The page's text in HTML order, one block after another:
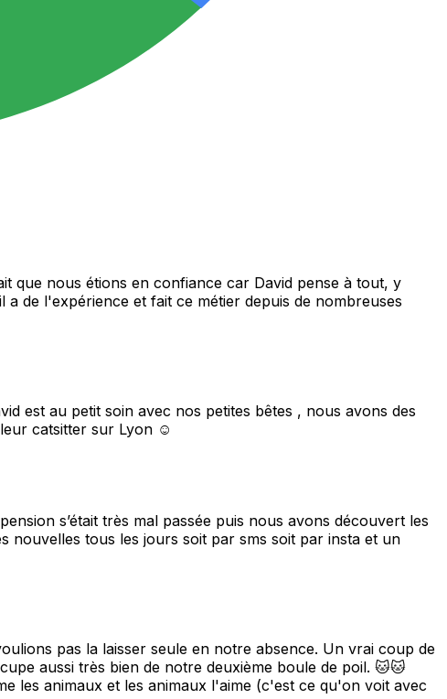
que nous étions en confiance car David pense à tout, y
de l'expérience et fait ce métier depuis de nombreuses
est au petit soin avec nos petites bêtes , nous avons des
catsitter sur Lyon ☺️
s’était très mal passée puis nous avons découvert les
nouvelles tous les jours soit par sms soit par insta et un
pas la laisser seule en notre absence. Un vrai coup de
aussi très bien de notre deuxième boule de poil. 🐱🐱
les animaux et les animaux l'aime (c'est ce qu'on voit avec